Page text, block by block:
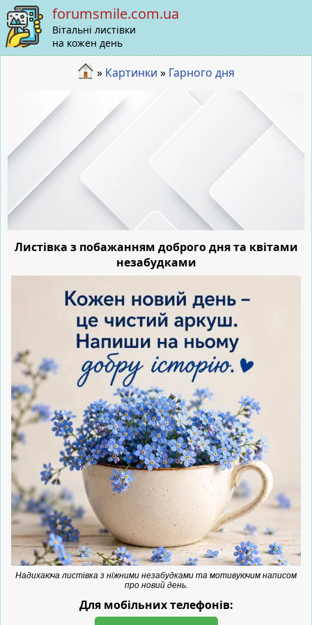
forumsmile.com.ua
Вітальні листівки
на кожен день
» Картинки » Гарного дня
Листівка з побажанням доброго дня та квітами
незабудками
Надихаюча листівка з ніжними незабудками та мотивуючим написом
про новий день.
Для мобільних телефонів: